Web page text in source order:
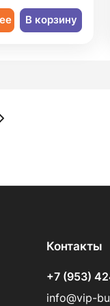
В корзину
Контакты
+7 (953)
info@vip-